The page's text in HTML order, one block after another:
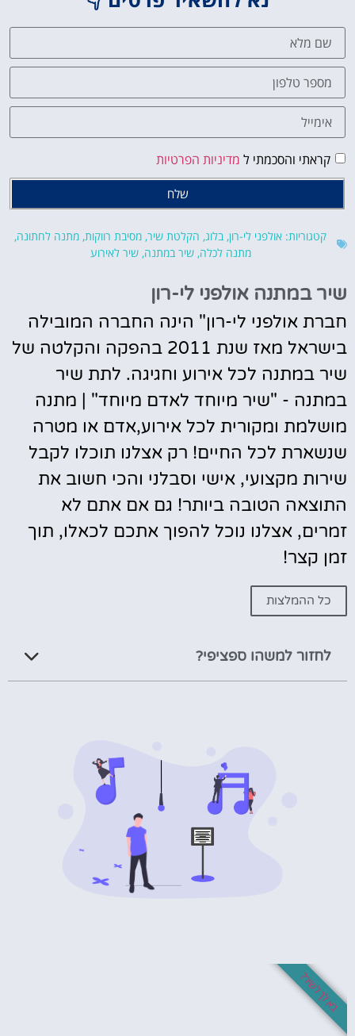
קראתי והסכמתי ל מדיניות הפרטיות
שלח
קטגוריות: אולפני לי-רון,בלוג, הקלטת שיר, מסיבת רווקות, מתנה לחתונה,
מתנה לכלה,שיר במתנה,שיר לאירוע
שיר במתנה אולפני לי-רון
חברת אולפני לי-רון" הינה החברה המובילה
בישראל מאז שנת 2011 בהפקה והקלטה של
שיר במתנה לכל אירוע וחגיגה. לתת שיר
במתנה - "שיר מיוחד לאדם מיוחד" | מתנה
מושלמת ומקורית לכל אירוע,אדם או מטרה
שנשארת לכל החיים! רק אצלנו תוכלו לקבל
שירות מקצועי, אישי וסבלני והכי חשוב את
התוצאה הטובה ביותר! גם אם אתם לא
זמרים, אצלנו נוכל להפוך אתכם לכאלו, תוך
זמן קצר!
כל ההמלצות
לחזור למשהו ספציפי?
בא לך לשיר?